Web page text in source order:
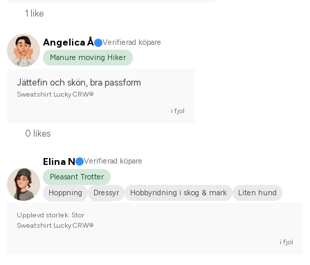
1 like
Angelica Å
Verifierad köpare
Manure moving Hiker
Jättefin och skön, bra passform
Sweatshirt Lucky CRW®
i fjol
0 likes
Elina N
Verifierad köpare
Pleasant Trotter
Hoppning
Dressyr Hobbyridning i skog & mark
Liten hund
Upplevd storlek: Stor
Sweatshirt Lucky CRW®
i fjol